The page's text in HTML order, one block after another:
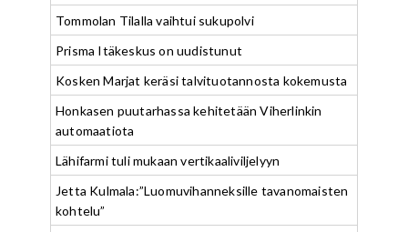
Tommolan Tilalla vaihtui sukupolvi
Prisma Itäkeskus on uudistunut
Kosken Marjat keräsi talvituotannosta kokemusta
Honkasen puutarhassa kehitetään Viherlinkin
automaatiota
Lähifarmi tuli mukaan vertikaaliviljelyyn
Jetta Kulmala:”Luomuvihanneksille tavanomaisten
kohtelu”